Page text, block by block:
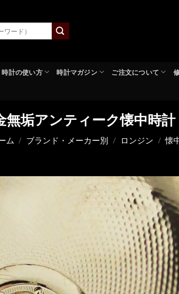
時計の使い方 時計マガジン ご注文について
垢アンティーク懐中時計
ム / ブランド・メーカー別 / ロンジン / 懐